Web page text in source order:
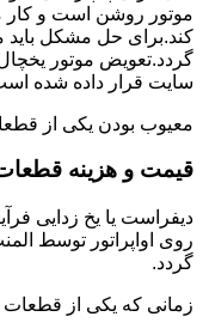
موتور روشن است و کار
کند.برای حل مشکل
گردد.تعویض موتور
سایت قرار داده شده است
معیوب بودن یکی از
قیمت و هزینه
دیفراست یا یخ زدایی
روی اواپراتور توسط
گردد.
زمانی که یکی از